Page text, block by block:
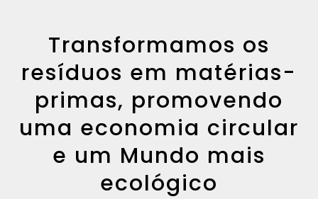
Transformamos os
resíduos em matérias-
primas, promovendo
uma economia circular
e um Mundo mais
ecológico